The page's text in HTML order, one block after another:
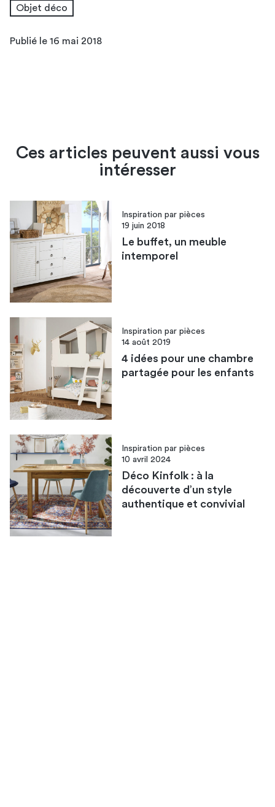
Objet déco
Publié le 16 mai 2018
Ces articles peuvent aussi vous
intéresser
Inspiration par pièces
19 juin 2018
Le buffet, un meuble
intemporel
Inspiration par pièces
14 août 2019
4 idées pour une chambre
partagée pour les enfants
Inspiration par pièces
10 avril 2024
Déco Kinfolk : à la
découverte d’un style
authentique et convivial